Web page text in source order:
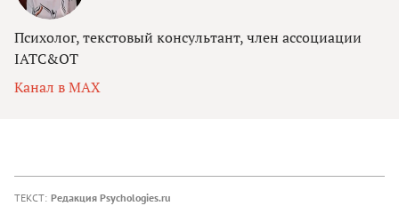
Психолог, текстовый консультант, член ассоциации
IATC&OT
Канал в MAX
ТЕКСТ: Редакция Psychologies.ru